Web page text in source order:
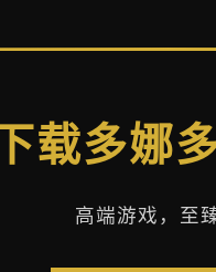
载多娜
高端游戏，至